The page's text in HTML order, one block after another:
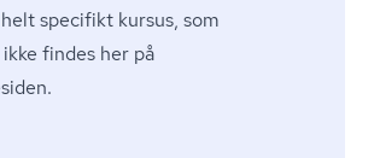
specifikt kursus, som
findes her på